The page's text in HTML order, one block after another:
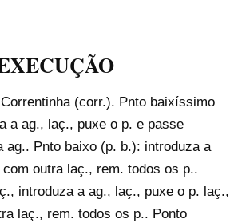
Correntinha (corr.). Pnto baixíssimo
a ag., laç., puxe o p. e passe
ag.. Pnto baixo (p. b.): introduza a
outra laç., rem. todos os p..
introduza a ag., laç., puxe o p. laç.,
laç., rem. todos os p.. Ponto